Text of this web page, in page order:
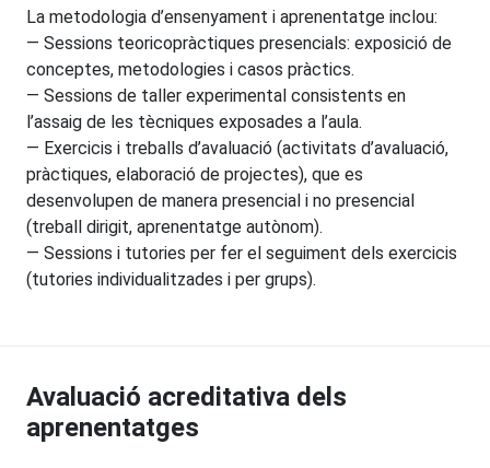
La metodologia d’ensenyament i aprenentatge inclou:
— Sessions teoricopràctiques presencials: exposició de
conceptes, metodologies i casos pràctics.
— Sessions de taller experimental consistents en
l’assaig de les tècniques exposades a l’aula.
— Exercicis i treballs d’avaluació (activitats d’avaluació,
pràctiques, elaboració de projectes), que es
desenvolupen de manera presencial i no presencial
(treball dirigit, aprenentatge autònom).
— Sessions i tutories per fer el seguiment dels exercicis
(tutories individualitzades i per grups).
Avaluació acreditativa dels
aprenentatges